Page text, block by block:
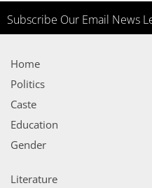
Subscribe Our Email News
Home
Politics
Caste
Education
Gender
Literature